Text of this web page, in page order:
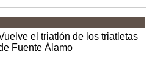
el triatlón de los triatletas
Fuente Álamo